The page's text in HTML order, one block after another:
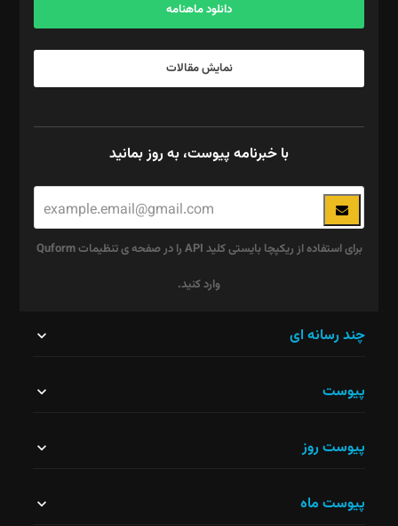
دانلود ماهنامه
نمایش مقالات
با خبرنامه پیوست، به روز بمانید
برای استفاده از ریکپچا بایستی کلید API را در صفحه ی تنظیمات Quform
وارد کنید.
نباید
شود.
چند رسانه ای
پیوست
پیوست روز
پیوست ماه